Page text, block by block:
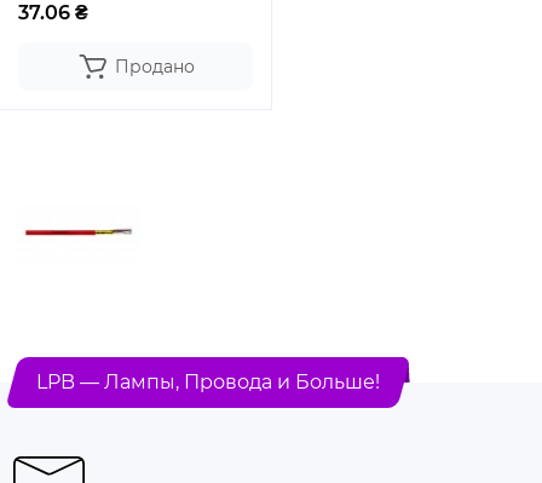
37.06 ₴
Продано
LPB — Лампы, Провода и Больше!